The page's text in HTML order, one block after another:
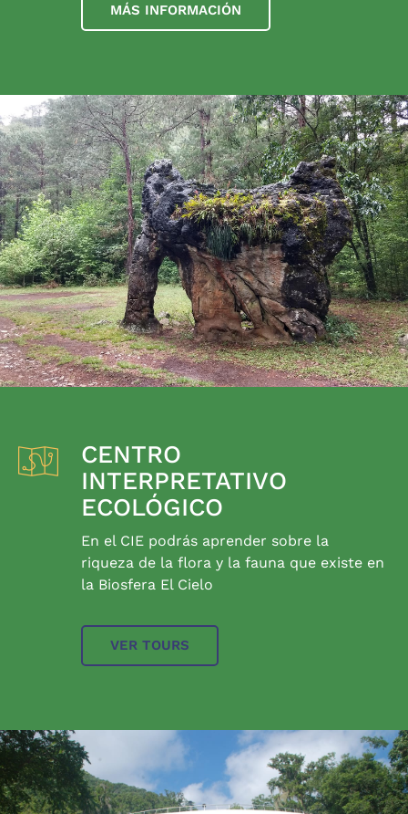
MÁS INFORMACIÓN
CENTRO
INTERPRETATIVO
ECOLÓGICO
En el CIE podrás aprender sobre la
riqueza de la flora y la fauna que existe en
la Biosfera El Cielo
VER TOURS